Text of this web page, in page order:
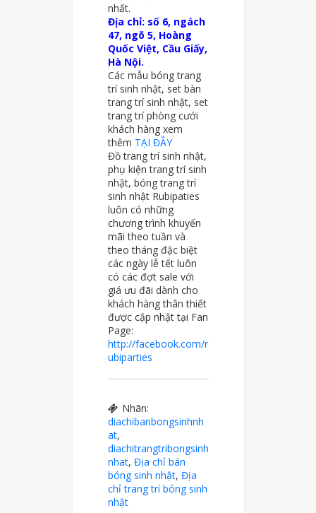
nhất.
Địa chỉ: số 6, ngách
47, ngõ 5, Hoàng
Quốc Việt, Cầu Giấy,
Hà Nội.
Các mẫu bóng trang
trí sinh nhật, set bàn
trang trí sinh nhật, set
trang trí phòng cưới
khách hàng xem
thêm TẠI ĐÂY
Đồ trang trí sinh nhật,
phụ kiện trang trí sinh
nhật, bóng trang trí
sinh nhật Rubipaties
luôn có những
chương trình khuyến
mãi theo tuần và
theo tháng đặc biệt
các ngày lễ tết luôn
có các đợt sale với
giá ưu đãi dành cho
khách hàng thân thiết
được cập nhật tại Fan
Page:
http://facebook.com/r
ubiparties
Nhãn:
diachibanbongsinhnh
at,
diachitrangtribongsinh
nhat, Địa chỉ bán
bóng sinh nhật, Địa
chỉ trang trí bóng sinh
nhật